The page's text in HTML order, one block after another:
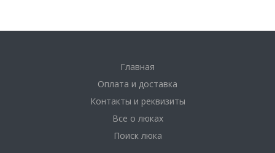
Главная
Оплата и доставка
Контакты и реквизиты
Все о люках
Поиск люка